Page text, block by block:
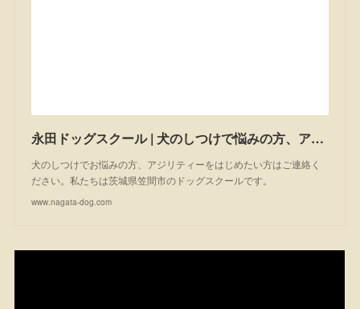
永田ドッグスクール | 犬のしつけで悩みの方、アジリティーを始めたい方は一度ご相談ください。私たちは茨城県笠間市のドッグスクールです。
犬のしつけでお悩みの方、アジリティーをはじめたい方はご連絡く
ださい。私たちは茨城県笠間市のドッグスクールです。
www.nagata-dog.com